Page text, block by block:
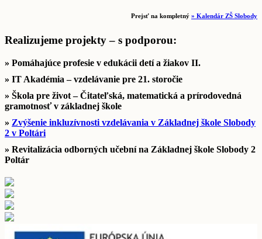
Prejsť na kompletný » Kalendár ZŠ Slobody
Realizujeme projekty – s podporou:
» Pomáhajúce profesie v edukácii detí a žiakov II.
» IT Akadémia – vzdelávanie pre 21. storočie
» Škola pre život – Čitateľská, matematická a prírodovedná
gramotnosť v základnej škole
» Zvýšenie inkluzívnosti vzdelávania v Základnej škole Slobody
2 v Poltári
» Revitalizácia odborných učební na Základnej škole Slobody 2
Poltár